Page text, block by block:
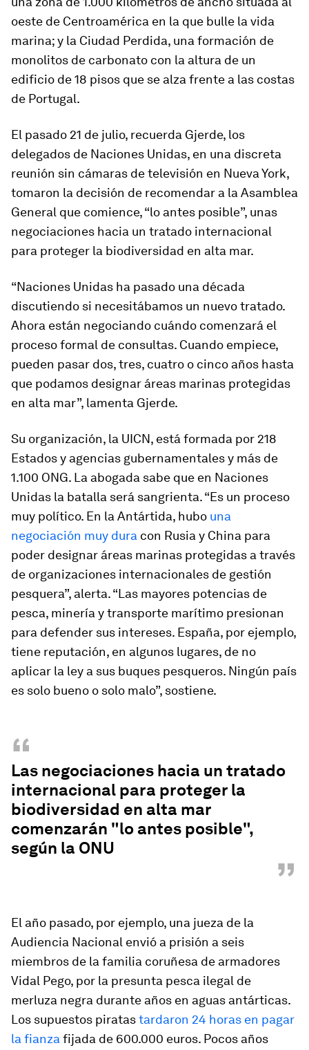
oeste de Centroamérica en la que bulle la vida
marina; y la Ciudad Perdida, una formación de
monolitos de carbonato con la altura de un
edificio de 18 pisos que se alza frente a las costas
de Portugal.
El pasado 21 de julio, recuerda Gjerde, los
delegados de Naciones Unidas, en una discreta
reunión sin cámaras de televisión en Nueva York,
tomaron la decisión de recomendar a la Asamblea
General que comience, “lo antes posible”, unas
negociaciones hacia un tratado internacional
para proteger la biodiversidad en alta mar.
“Naciones Unidas ha pasado una década
discutiendo si necesitábamos un nuevo tratado.
Ahora están negociando cuándo comenzará el
proceso formal de consultas. Cuando empiece,
pueden pasar dos, tres, cuatro o cinco años hasta
que podamos designar áreas marinas protegidas
en alta mar”, lamenta Gjerde.
Su organización, la UICN, está formada por 218
Estados y agencias gubernamentales y más de
1.100 ONG. La abogada sabe que en Naciones
Unidas la batalla será sangrienta. “Es un proceso
muy político. En la Antártida, hubo una
negociación muy dura con Rusia y China para
poder designar áreas marinas protegidas a través
de organizaciones internacionales de gestión
pesquera”, alerta. “Las mayores potencias de
pesca, minería y transporte marítimo presionan
para defender sus intereses. España, por ejemplo,
tiene reputación, en algunos lugares, de no
aplicar la ley a sus buques pesqueros. Ningún país
es solo bueno o solo malo”, sostiene.
“
Las negociaciones hacia un tratado
internacional para proteger la
biodiversidad en alta mar
comenzarán "lo antes posible",
según la ONU
”
El año pasado, por ejemplo, una jueza de la
Audiencia Nacional envió a prisión a seis
miembros de la familia coruñesa de armadores
Vidal Pego, por la presunta pesca ilegal de
merluza negra durante años en aguas antárticas.
Los supuestos piratastardaron 24 horas en pagar
la fianzafijada de 600.000 euros. Pocos años